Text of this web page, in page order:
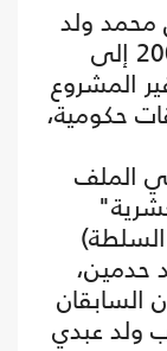
محمد ولد
عبد العزيز الذي حكم البلاد من 2009 إلى
غير المشروع
حكومية،
الملف
حدمين،
السابقان
ولد عبدي